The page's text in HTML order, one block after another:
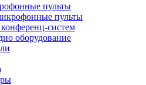
пульты
пульты
систем
оборудование